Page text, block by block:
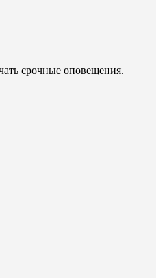
срочные оповещения.